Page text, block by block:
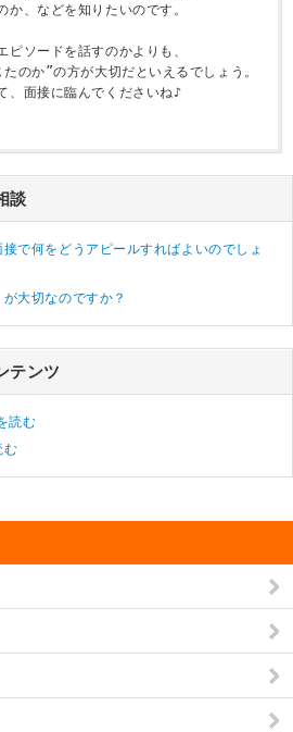
か、などを知りたいのです。
ピソードを話すのかよりも、
のか”の方が大切だといえるでしょう。
談
で何をどうアピールすればよいのでしょ
大切なのですか？
テンツ
読む
む